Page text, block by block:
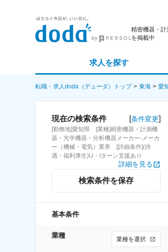
精密機器・
を掲載中
求人を探す
詳細条件から探す
求人特集から探す
転職・求人doda（デューダ）トップ 東海 愛
現在の検索条件 [条件変更]
[勤務地]愛知県 [業種]精密機器・計測機
器・光学機器・分析機器メーカー-メーカ
ー（機械・電気）業界 [詳細条件](待
遇・福利厚生)U・Iターン支援あり
詳細を見る
検索条件を保存
基本条件
業種 業種を選択